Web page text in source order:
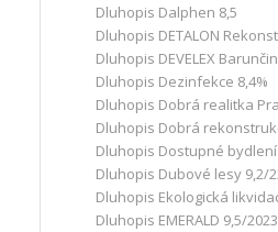
Dluhopis Dalphen 8,5
Dluhopis DETALON
Dluhopis DEVELEX
Dluhopis Dezinfekce 8,4%
Dluhopis Dobrá realitka
Dluhopis Dobrá
Dluhopis Dostupné bydlení
Dluhopis Dubové lesy 9,2/
Dluhopis Ekologická
Dluhopis EMERALD 9,5/2023